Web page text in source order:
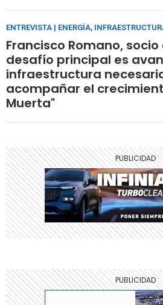
ENTREVISTA | ENERGÍA,
Francisco Romano, socio
desafío principal es
infraestructura
acompañar el
Muerta"